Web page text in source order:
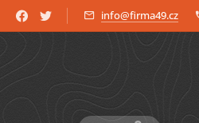
info@firma49.cz